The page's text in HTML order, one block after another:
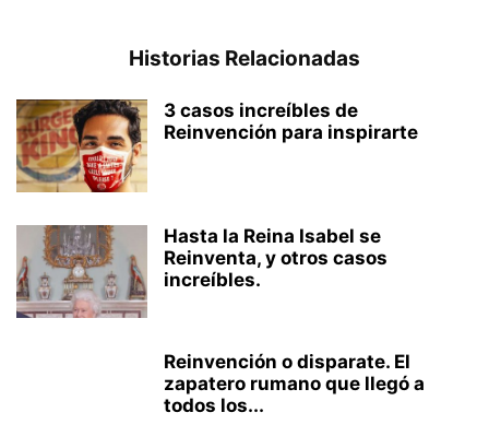
Historias Relacionadas
3 casos increíbles de
Reinvención para inspirarte
Hasta la Reina Isabel se
Reinventa, y otros casos
increíbles.
Reinvención o disparate. El
zapatero rumano que llegó a
todos los...